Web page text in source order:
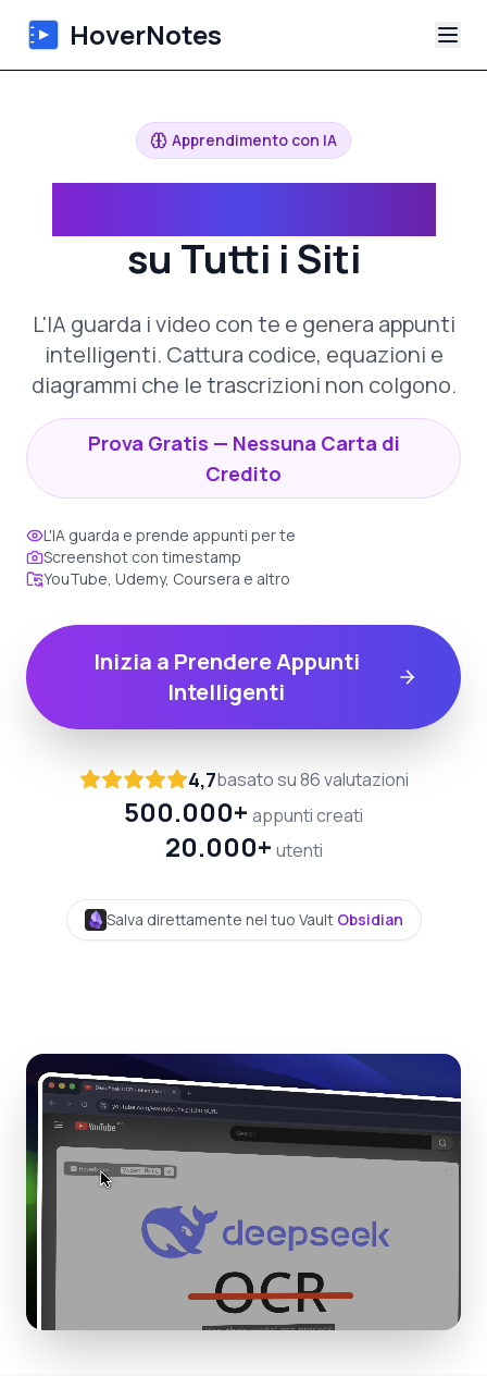
HoverNotes
Blog
Apprendimento con IA
su Tutti i Siti
L'IA guarda i video con te e genera appunti
intelligenti. Cattura codice, equazioni e
diagrammi che le trascrizioni non colgono.
Prova Gratis — Nessuna Carta di
Credito
L'IA guarda e prende appunti per te
Screenshot con timestamp
YouTube, Udemy, Coursera e altro
Inizia a Prendere Appunti
Intelligenti
4,7basato su 86 valutazioni
500.000+ appunti creati
20.000+ utenti
Salva direttamente nel tuo Vault Obsidian